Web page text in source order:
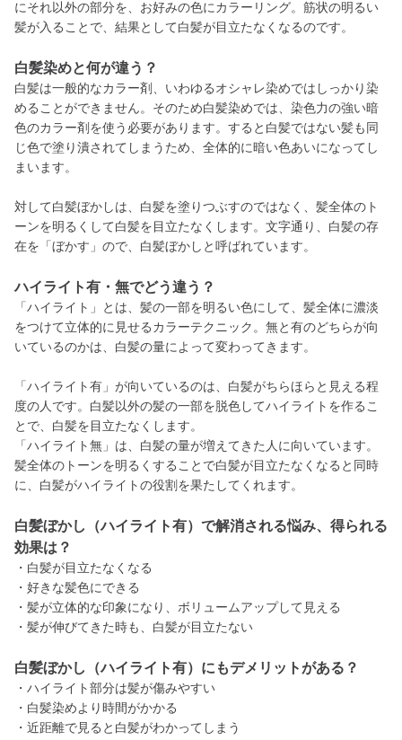
にそれ以外の部分を、お好みの色にカラーリング。筋状の明るい
髪が入ることで、結果として白髪が目立たなくなるのです。
白髪染めと何が違う？
白髪は一般的なカラー剤、いわゆるオシャレ染めではしっかり染
めることができません。そのため白髪染めでは、染色力の強い暗
色のカラー剤を使う必要があります。すると白髪ではない髪も同
じ色で塗り潰されてしまうため、全体的に暗い色あいになってし
まいます。
対して白髪ぼかしは、白髪を塗りつぶすのではなく、髪全体のト
ーンを明るくして白髪を目立たなくします。文字通り、白髪の存
在を「ぼかす」ので、白髪ぼかしと呼ばれています。
ハイライト有・無でどう違う？
「ハイライト」とは、髪の一部を明るい色にして、髪全体に濃淡
をつけて立体的に見せるカラーテクニック。無と有のどちらが向
いているのかは、白髪の量によって変わってきます。
「ハイライト有」が向いているのは、白髪がちらほらと見える程
度の人です。白髪以外の髪の一部を脱色してハイライトを作るこ
とで、白髪を目立たなくします。
「ハイライト無」は、白髪の量が増えてきた人に向いています。
髪全体のトーンを明るくすることで白髪が目立たなくなると同時
に、白髪がハイライトの役割を果たしてくれます。
白髪ぼかし（ハイライト有）で解消される悩み、得られる
効果は？
・白髪が目立たなくなる
・好きな髪色にできる
・髪が立体的な印象になり、ボリュームアップして見える
・髪が伸びてきた時も、白髪が目立たない
白髪ぼかし（ハイライト有）にもデメリットがある？
・ハイライト部分は髪が傷みやすい
・白髪染めより時間がかかる
・近距離で見ると白髪がわかってしまう